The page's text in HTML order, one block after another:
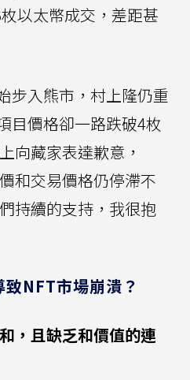
以太幣成交，差距甚
步入熊市，村上隆仍重
目價格卻一路跌破4枚
向藏家表達歉意，
和交易價格仍停滯不
持續的支持，我很抱
NFT市場崩潰？
，且缺乏和價值的連